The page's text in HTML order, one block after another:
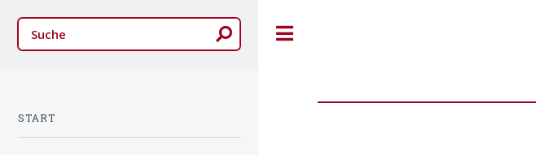
START
Toggle